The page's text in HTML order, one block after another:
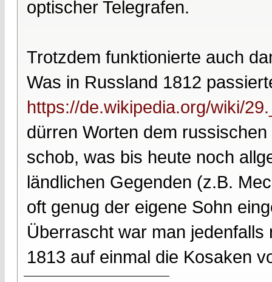
optischer Telegrafen.
Trotzdem funktionierte auch
Was in Russland 1812
https://de.wikipedia.org/wiki/
dürren Worten dem
schob, was bis heute noch
ländlichen Gegenden (z.B.
oft genug der eigene Sohn
Überrascht war man
1813 auf einmal die Kosaken